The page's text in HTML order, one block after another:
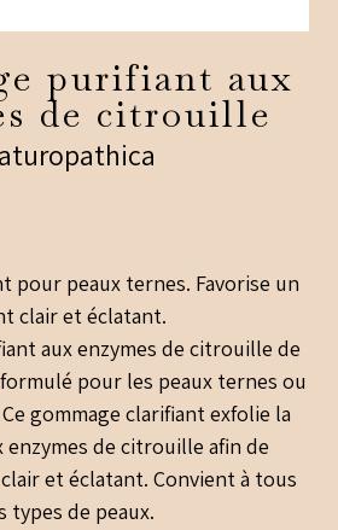
purifiant aux
de citrouille
pour peaux ternes. Favorise un
clair et éclatant.
aux enzymes de citrouille de
pour les peaux ternes ou
gommage clarifiant exfolie la
enzymes de citrouille afin de
et éclatant. Convient à tous
types de peaux.